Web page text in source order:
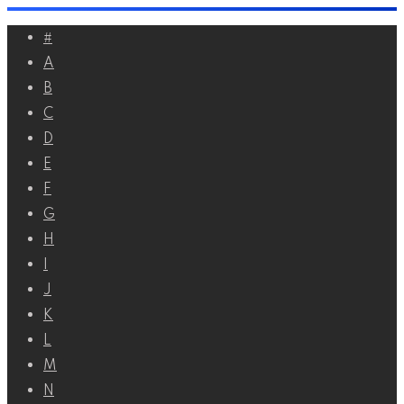
Перейти
контенту
#
A
B
C
D
E
F
G
H
J
K
L
M
N